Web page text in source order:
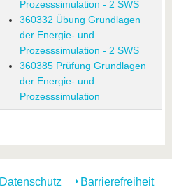
Prozesssimulation - 2 SWS
360332 Übung Grundlagen
der Energie- und
Prozesssimulation - 2 SWS
360385 Prüfung Grundlagen
der Energie- und
Prozesssimulation
Datenschutz Barrierefreiheit